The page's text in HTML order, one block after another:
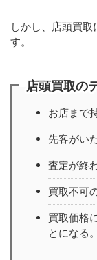
しかし、店頭買
す。
店頭買取の
お店まで
先客がい
査定が終
買取不可
買取価格
とになる。